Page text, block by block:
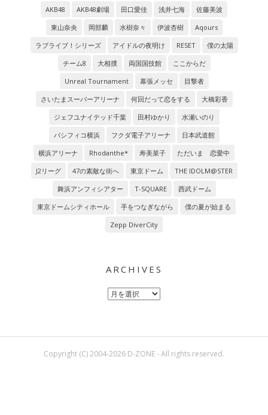
AKB48 AKB48劇場 田口愛佳 浅井七海
佐藤美波
東山奈央
岡部麟 水樹奈々 伊波杏樹
Aqours
ラブライブ！シリーズ
アイドルの夜明け RESET
僕の太陽
チーム8
大相撲 両国国技館
ここからだ
Unreal Tournament
幕張メッセ
目撃者
さいたまスーパーアリーナ
何回だって恋をする
大橋彩香
ジェフユナイテッド千葉
田村ゆかり
水瀬いのり
パシフィコ横浜
フクダ電子アリーナ
日本武道館
横浜アリーナ
Rhodanthe* 寿美菜子
ただいま 恋愛中
J2リーグ
47の素敵な街へ 東京ドーム
THE IDOLM@STER
舞浜アンフィシアター
T-SQUARE
西武ドーム
東京ドームシティホール
手をつなぎながら
僕の夏が始まる
Zepp DiverCity
ARCHIVES
Archives
Copyright (C) 2004-2026 D-ZONE - All rights reserved.